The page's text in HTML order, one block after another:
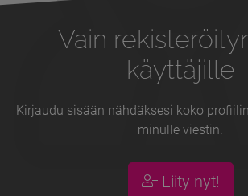
Vain
käyttäjille
Kirjaudu sisään nähdäksesi koko
minulle viestin.
Liity nyt!